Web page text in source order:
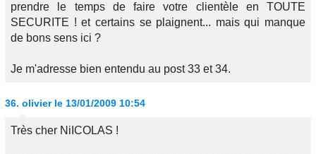
prendre le temps de faire votre clientèle en TOUTE
SECURITE ! et certains se plaignent... mais qui manque
de bons sens ici ?
Je m'adresse bien entendu au post 33 et 34.
36. olivier le 13/01/2009 10:54
Très cher NiICOLAS !